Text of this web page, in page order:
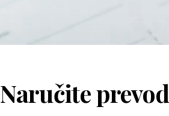
Naručite prevod